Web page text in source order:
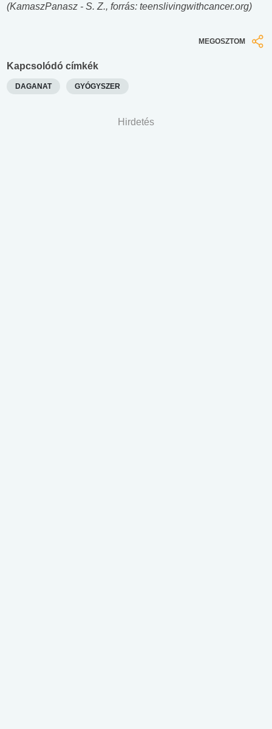
(KamaszPanasz - S. Z., forrás: teenslivingwithcancer.org)
MEGOSZTOM
Kapcsolódó címkék
DAGANAT GYÓGYSZER
Hirdetés